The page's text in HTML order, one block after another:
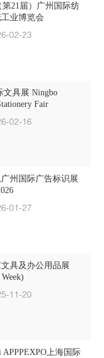
第21届）广州国际纺
业博览会
02-23
文具展 Ningbo
Fair
02-16
州国际广告标识展
01-27
具及办公用品展
11-20
APPPEXPO上海国际